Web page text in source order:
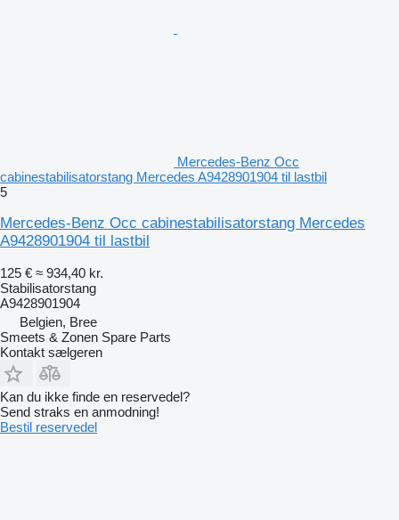
Mercedes-Benz Occ
cabinestabilisatorstang Mercedes A9428901904 til lastbil
5
Mercedes-Benz Occ cabinestabilisatorstang Mercedes
A9428901904 til lastbil
125 € ≈ 934,40 kr.
Stabilisatorstang
A9428901904
Belgien, Bree
Smeets & Zonen Spare Parts
Kontakt sælgeren
Kan du ikke finde en reservedel?
Send straks en anmodning!
Bestil reservedel